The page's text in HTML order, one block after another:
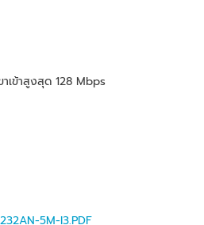
ข้าสูงสุด 128 Mbps
5M-I3.PDF